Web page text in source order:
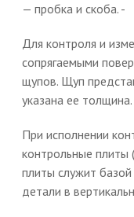
— пробка и скоба. -
Для контроля и
сопрягаемыми
щупов. Щуп
указана ее толщина.
При исполнении
контрольные плиты
плиты служит
детали в